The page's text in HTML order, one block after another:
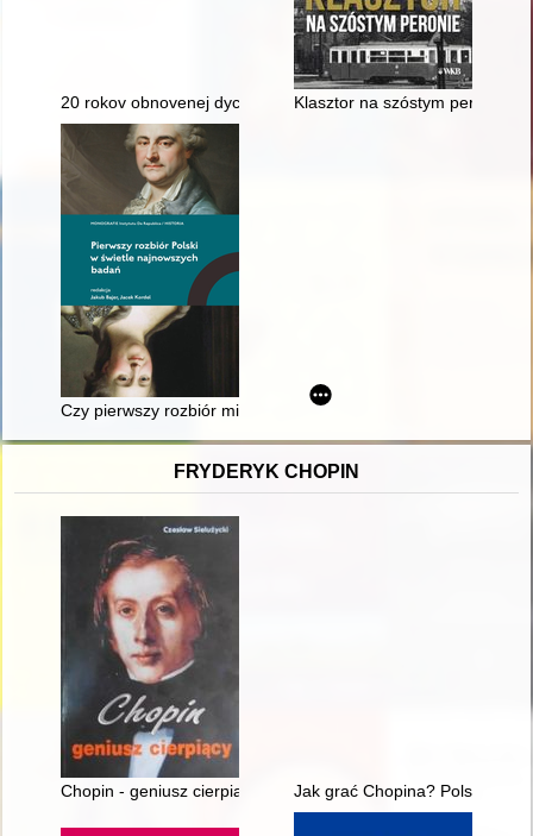
20 rokov obnovenej dychovej hudby Spolku Slovákov v
Klasztor na szóstym peronie :
Czy pierwszy rozbiór miał miejsce w 1772 roku? Nowe
FRYDERYK CHOPIN
Chopin - geniusz cierpiący Jak grać Chopina? Polska